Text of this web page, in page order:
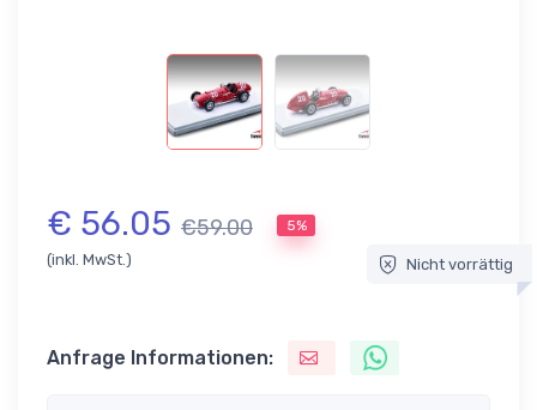
€ 56.05 €59.00 5%
(inkl. MwSt.) Nicht vorrättig
Anfrage Informationen: